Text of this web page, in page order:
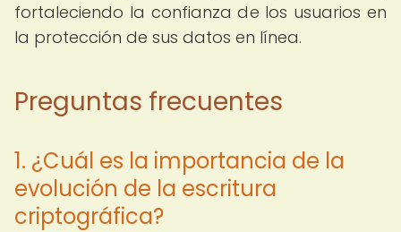
fortaleciendo la confianza de los usuarios en
la protección de sus datos en línea.
Preguntas frecuentes
1. ¿Cuál es la importancia de la
evolución de la escritura
criptográfica?